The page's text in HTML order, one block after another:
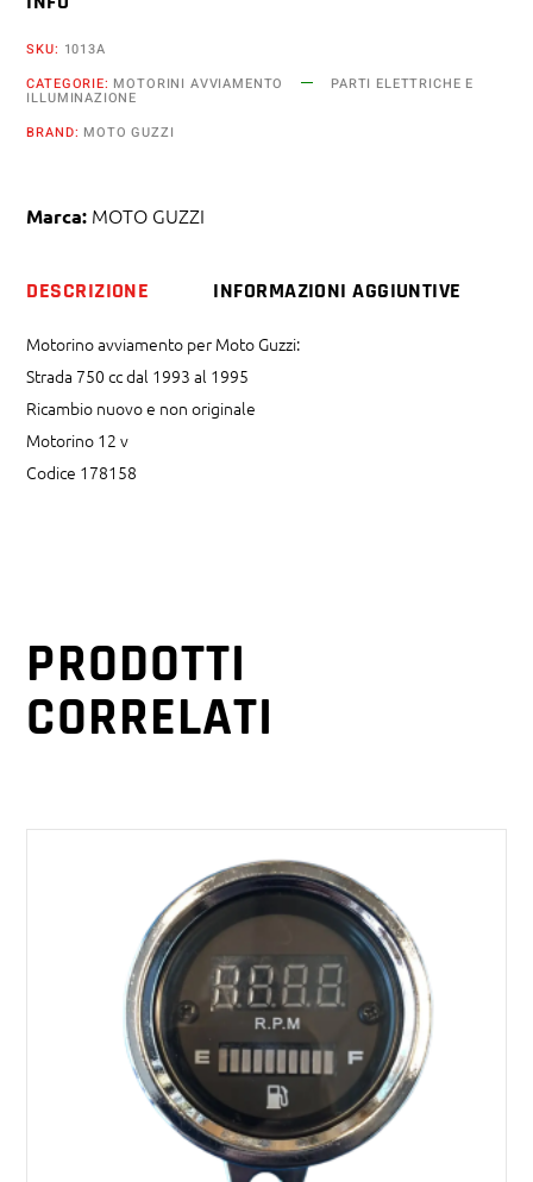
SKU: 1013A
CATEGORIE: MOTORINI AVVIAMENTO PARTI ELETTRICHE E
ILLUMINAZIONE
BRAND: MOTO GUZZI
Marca: MOTO GUZZI
DESCRIZIONE INFORMAZIONI AGGIUNTIVE
Motorino avviamento per Moto Guzzi:
Strada 750 cc dal 1993 al 1995
Ricambio nuovo e non originale
Motorino 12 v
Codice 178158
PRODOTTI
CORRELATI
AGGIUNGI AL CARRELLO